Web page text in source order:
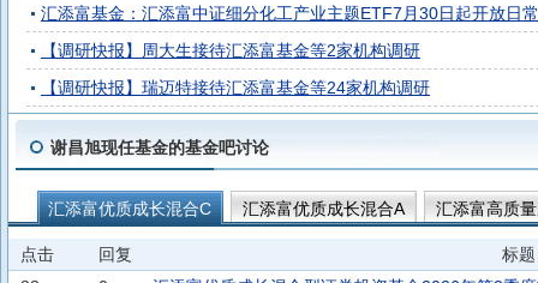
汇添富基金：汇添富中证细分化工产业主题ETF7月30日起开放日
【调研快报】周大生接待汇添富基金等2家机构调研
【调研快报】瑞迈特接待汇添富基金等24家机构调研
谢昌旭现任基金的基金吧讨论
汇添富优质成长混合C 汇添富优质成长混合A
汇添富高质
汇添富价值成长均衡投资混合A
汇添富远景成长一年持有混合A
点击 回复
标题